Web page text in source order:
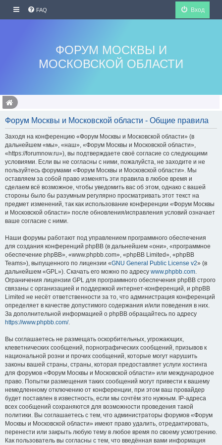
FAQ Вход
ФОРУМ МОСКВЫ И
МОСКОВСКОЙ ОБЛАСТИ
Форум Москвы и Московской области - Общие правила
Заходя на конференцию «Форум Москвы и Московской области» (в
дальнейшем «мы», «наш», «Форум Москвы и Московской области»,
«https://forumnow.ru»), вы подтверждаете своё согласие со следующими
условиями. Если вы не согласны с ними, пожалуйста, не заходите и не
пользуйтесь форумами «Форум Москвы и Московской области». Мы
оставляем за собой право изменять эти правила в любое время и
сделаем всё возможное, чтобы уведомить вас об этом, однако с вашей
стороны было бы разумным регулярно просматривать этот текст на
предмет изменений, так как использование конференции «Форум Москвы
и Московской области» после обновления/исправления условий означает
ваше согласие с ними.
Наши форумы работают под управлением программного обеспечения
для создания конференций phpBB (в дальнейшем «они», «программное
обеспечение phpBB», «www.phpbb.com», «phpBB Limited», «phpBB
Teams»), выпущенного по лицензии «GNU General Public License v2» (в
дальнейшем «GPL»). Скачать его можно по адресу www.phpbb.com.
Ограничения лицензии GPL для программного обеспечения phpBB строго
связаны с организацией и поддержкой интернет-конференций, и phpBB
Limited не несёт ответственности за то, что администрация конференций
определяет в качестве допустимого содержания и/или поведения в них.
За дополнительной информацией о phpBB обращайтесь по адресу
https://www.phpbb.com/.
Вы соглашаетесь не размещать оскорбительных, угрожающих,
клеветнических сообщений, порнографических сообщений, призывов к
национальной розни и прочих сообщений, которые могут нарушить
законы вашей страны, страны, которая предоставляет услуги хостинга
для форумов «Форум Москвы и Московской области» или международное
право. Попытки размещения таких сообщений могут привести к вашему
немедленному отключению от конференции, при этом ваш провайдер
будет поставлен в известность, если мы сочтём это нужным. IP-адреса
всех сообщений сохраняются для возможности проведения такой
политики. Вы соглашаетесь с тем, что администраторы форумов «Форум
Москвы и Московской области» имеют право удалить, отредактировать,
перенести или закрыть любую тему в любое время по своему усмотрению.
Как пользователь вы согласны с тем, что введённая вами информация